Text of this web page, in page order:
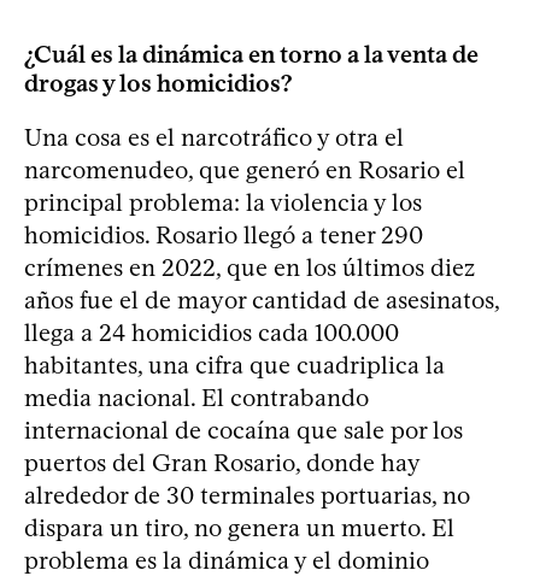
¿Cuál es la dinámica en torno a la venta de
drogas y los homicidios?
Una cosa es el narcotráfico y otra el
narcomenudeo, que generó en Rosario el
principal problema: la violencia y los
homicidios. Rosario llegó a tener 290
crímenes en 2022, que en los últimos diez
años fue el de mayor cantidad de asesinatos,
llega a 24 homicidios cada 100.000
habitantes, una cifra que cuadriplica la
media nacional. El contrabando
internacional de cocaína que sale por los
puertos del Gran Rosario, donde hay
alrededor de 30 terminales portuarias, no
dispara un tiro, no genera un muerto. El
problema es la dinámica y el dominio